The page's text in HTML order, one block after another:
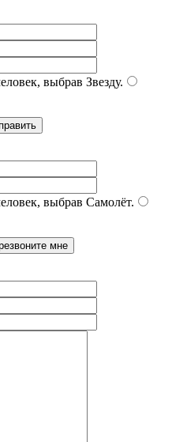
выбрав Звезду.
выбрав Самолёт.